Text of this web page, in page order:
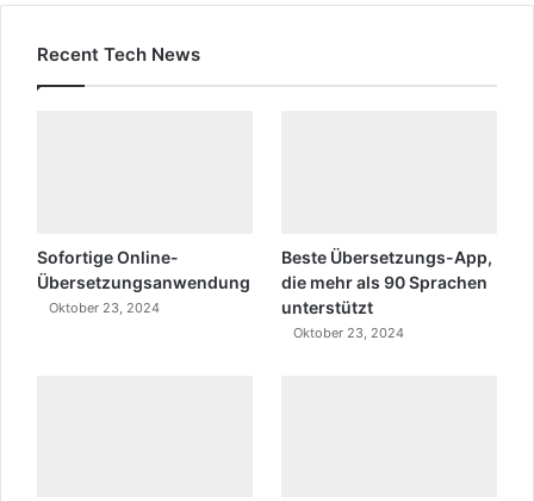
Recent Tech News
Sofortige Online-
Übersetzungsanwendung
Oktober 23, 2024
Beste Übersetzungs-App,
die mehr als 90 Sprachen
unterstützt
Oktober 23, 2024